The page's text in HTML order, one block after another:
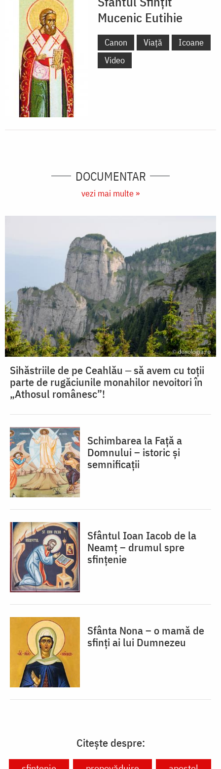
Mucenic Eutihie
Canon Viață
Icoane
Video
DOCUMENTAR
vezi mai multe »
Sihăstriile de pe Ceahlău ‒ să avem cu toții
parte de rugăciunile monahilor nevoitori în
„Athosul românesc”!
Schimbarea la Față a
Domnului – istoric și
semnificații
Sfântul Ioan Iacob de la
Neamț – drumul spre
sfințenie
Sfânta Nona – o mamă de
sfinți ai lui Dumnezeu
Citește despre: